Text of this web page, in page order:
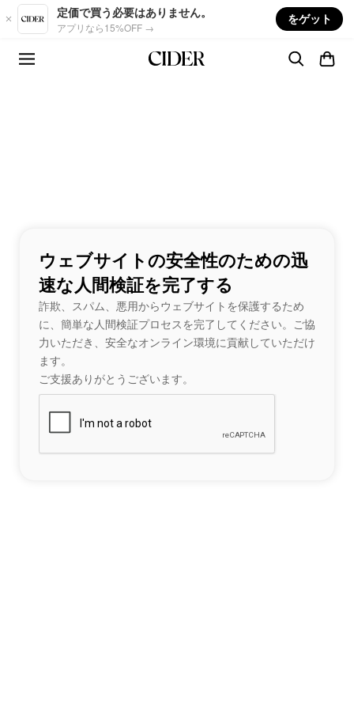
Skip to main content
定価で買う必要はありません。
アプリなら15%OFF →
をゲット
ウェブサイトの安全性のための迅
速な人間検証を完了する
詐欺、スパム、悪用からウェブサイトを保護するため
に、簡単な人間検証プロセスを完了してください。ご協
力いただき、安全なオンライン環境に貢献していただけ
ます。
ご支援ありがとうございます。